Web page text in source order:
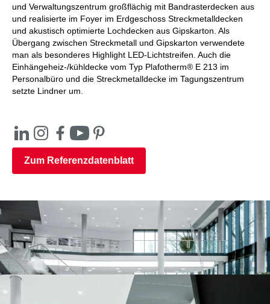
und Verwaltungszentrum großflächig mit Bandrasterdecken aus
und realisierte im Foyer im Erdgeschoss Streckmetalldecken
und akustisch optimierte Lochdecken aus Gipskarton. Als
Übergang zwischen Streckmetall und Gipskarton verwendete
man als besonderes Highlight LED-Lichtstreifen. Auch die
Einhängeheiz-/kühldecke vom Typ Plafotherm® E 213 im
Personalbüro und die Streckmetalldecke im Tagungszentrum
setzte Lindner um.
Zum Referenzdatenblatt